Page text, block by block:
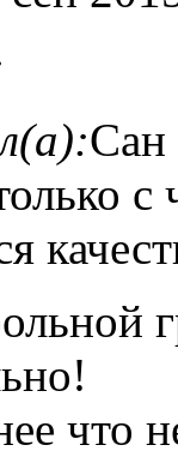
Сан
с
что